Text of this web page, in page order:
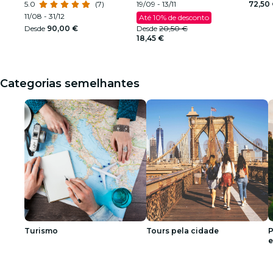
5.0
(7)
11/08 - 31/12
Desde 90,00 €
Armstrong
19/09 - 13/11
Até 10% de desconto
Desde 20,50 €
18,45 €
72,50
Categorias semelhantes
Turismo Tours pela cidade